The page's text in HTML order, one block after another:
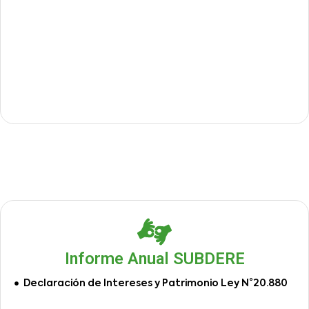
Informe Anual SUBDERE
Declaración de Intereses y Patrimonio Ley N°20.880